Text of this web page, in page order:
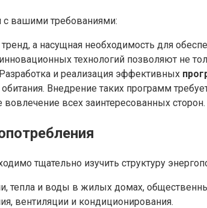
с вашими требованиями:
а насущная необходимость для
технологий позволяют не
и реализация эффективных
Внедрение таких программ
всех заинтересованных сторон.
тщательно изучить структуру
тепла и воды в жилых домах,
вентиляции и кондиционирования.